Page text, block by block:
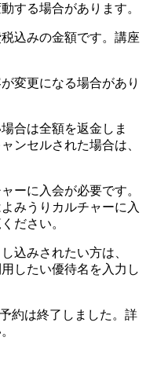
する場合があります。
込みの金額です。講座
変更になる場合があり
合は全額を返金しま
ンセルされた場合は、
ーに入会が必要です。
みうりカルチャーに入
ださい。
込みされたい方は、
したい優待名を入力し
約は終了しました。詳